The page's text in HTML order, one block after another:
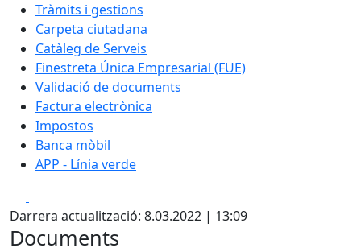
Tràmits i gestions
Carpeta ciutadana
Catàleg de Serveis
Finestreta Única Empresarial (FUE)
Validació de documents
Factura electrònica
Impostos
Banca mòbil
APP - Línia verde
Darrera actualització: 8.03.2022 | 13:09
Documents